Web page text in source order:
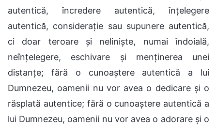
autentică, încredere autentică, înțelegere
autentică, considerație sau supunere autentică,
ci doar teroare și neliniște, numai îndoială,
neînțelegere, eschivare și menținerea unei
distanțe; fără o cunoaștere autentică a lui
Dumnezeu, oamenii nu vor avea o dedicare și o
răsplată autentice; fără o cunoaștere autentică a
lui Dumnezeu, oamenii nu vor avea o adorare și o